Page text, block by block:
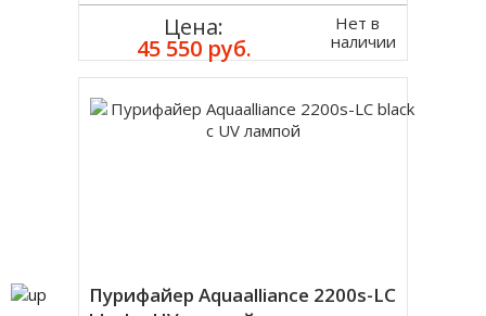
Цена:
45 550 руб.
Нет в
наличии
Пурифайер Aquaalliance 2200s-LC